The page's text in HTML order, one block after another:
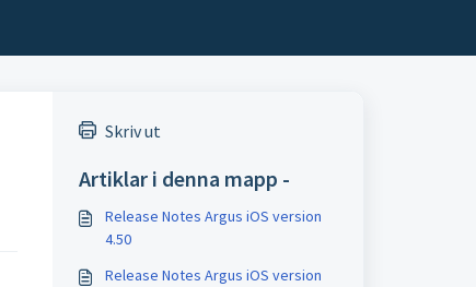
Skriv ut
Artiklar i denna mapp -
Release Notes Argus iOS version
4.50
Release Notes Argus iOS version